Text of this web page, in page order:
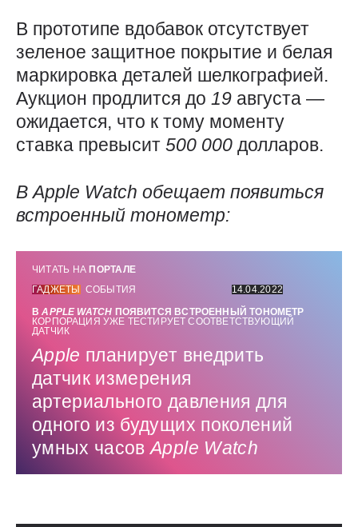
В прототипе вдобавок отсутствует
зеленое защитное покрытие и белая
маркировка деталей шелкографией.
Аукцион продлится до 19 августа —
ожидается, что к тому моменту
ставка превысит 500 000 долларов.
ВApple Watch обещает появиться
встроенный тонометр:
ЧИТАТЬ НА ПОРТАЛЕ
ГАДЖЕТЫ
СОБЫТИЯ
14.04.2022
ВAPPLE WATCH ПОЯВИТСЯ ВСТРОЕННЫЙ ТОНОМЕТР
КОРПОРАЦИЯ УЖЕ ТЕСТИРУЕТ СООТВЕТСТВУЮЩИЙ
ДАТЧИК
Apple планирует внедрить
датчик измерения
артериального давления для
одного из будущих поколений
умных часовApple Watch